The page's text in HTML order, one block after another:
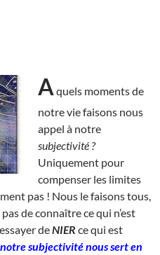
A quels moments de
notre vie faisons nous
appel à notre
subjectivité ?
Uniquement pour
compenser les limites
pas ! Nous le faisons tous,
de connaître ce qui n’est
deNIER ce qui est
notre subjectivité nous sert en